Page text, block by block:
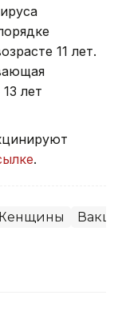
11 лет.
лет
.